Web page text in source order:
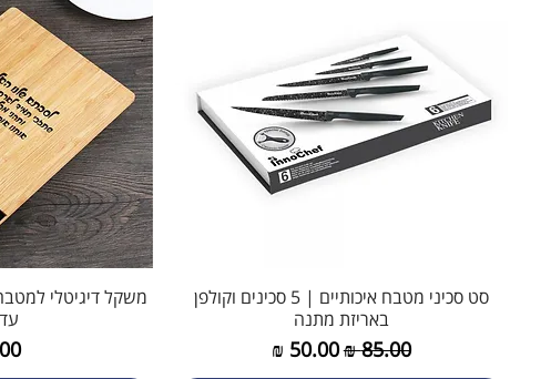
תצוגה מהירה
סט סכיני מטבח איכותיים | 5 סכינים וקולפן
באריזת מתנה
מחיר רגיל‏85.00 ‏₪ מחיר מבצע‏50.00 ‏₪
משקל דיגיטלי
עד 5
‏89.00 ‏₪